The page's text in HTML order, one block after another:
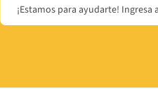
¡Estamos para ayudarte! Ingresa a